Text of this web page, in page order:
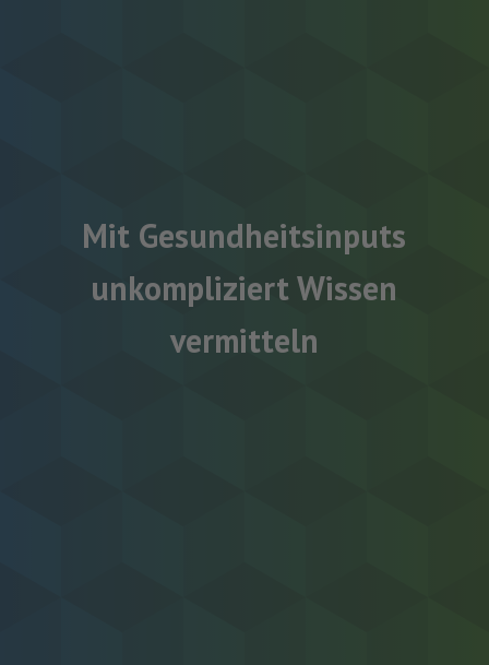
Mit Gesundheitsinputs
unkompliziert Wissen
vermitteln